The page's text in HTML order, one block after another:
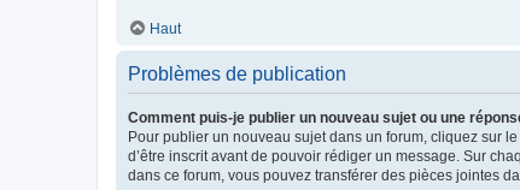
Haut
Problèmes de publication
Comment puis-je publier un nouveau sujet ou une
Pour publier un nouveau sujet dans un forum, cliquez sur
d’être inscrit avant de pouvoir rédiger un message. Sur
dans ce forum, vous pouvez transférer des pièces jointes